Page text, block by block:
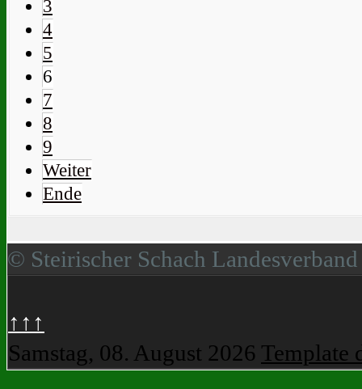
3
4
5
6
7
8
9
Weiter
Ende
© Steirischer Schach Landesverband
↑↑↑
Samstag, 08. August 2026 Template